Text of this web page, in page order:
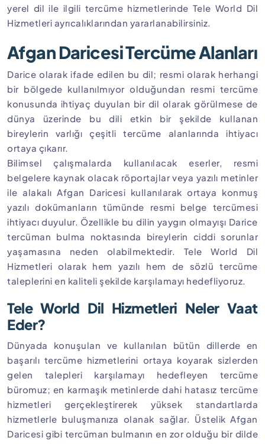
yerel dil ile ilgili tercüme hizmetlerinde Tele World Dil
Hizmetleri ayrıcalıklarından yararlanabilirsiniz.
Afgan Daricesi Tercüme Alanları
Darice olarak ifade edilen bu dil; resmi olarak herhangi
bir bölgede kullanılmıyor olduğundan resmi tercüme
konusunda ihtiyaç duyulan bir dil olarak görülmese de
dünya üzerinde bu dili etkin bir şekilde kullanan
bireylerin varlığı çeşitli tercüme alanlarında ihtiyacı
ortaya çıkarır.
Bilimsel çalışmalarda kullanılacak eserler, resmi
belgelere kaynak olacak röportajlar veya yazılı metinler
ile alakalı Afgan Daricesi kullanılarak ortaya konmuş
yazılı dokümanların tümünde resmi belge tercümesi
ihtiyacı duyulur. Özellikle bu dilin yaygın olmayışı Darice
tercüman bulma noktasında bireylerin ciddi sorunlar
yaşamasına neden olabilmektedir. Tele World Dil
Hizmetleri olarak hem yazılı hem de sözlü tercüme
taleplerini en kaliteli şekilde karşılamayı hedefliyoruz.
Tele World Dil Hizmetleri Neler Vaat
Eder?
Dünyada konuşulan ve kullanılan bütün dillerde en
başarılı tercüme hizmetlerini ortaya koyarak sizlerden
gelen talepleri karşılamayı hedefleyen tercüme
büromuz; en karmaşık metinlerde dahi hatasız tercüme
hizmetleri gerçekleştirerek yüksek standartlarda
hizmetlerle buluşmanıza olanak sağlar. Üstelik Afgan
Daricesi gibi tercüman bulmanın en zor olduğu bir dilde